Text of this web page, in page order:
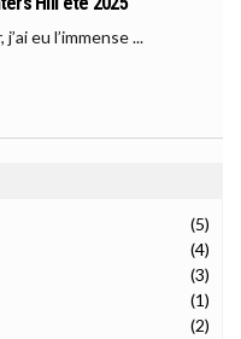
eu l’immense ...
(5)
(4)
(3)
(1)
(2)